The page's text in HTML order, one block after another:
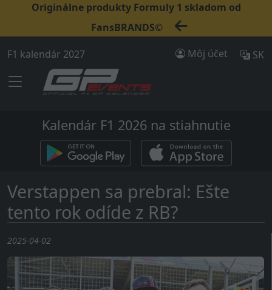
Originálne produkty Formuly 1 skladom od
FansBRANDS©
F1 kalendár 2027 Môj účet SK
Kalendár F1 2026 na stiahnutie
Verstappen sa prebral: Ešte
tento rok odíde z RB?
2025-04-02